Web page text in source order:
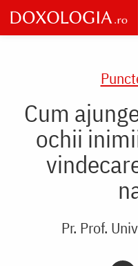
Skip
to
main
Cum
ochii
Pr. Prof.